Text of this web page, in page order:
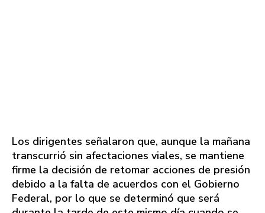
Los dirigentes señalaron que, aunque la mañana
transcurrió sin afectaciones viales, se mantiene
firme la decisión de retomar acciones de presión
debido a la falta de acuerdos con el Gobierno
Federal, por lo que se determinó que será